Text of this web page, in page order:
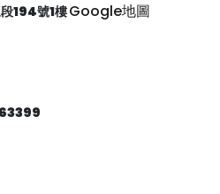
194號1樓Google地圖